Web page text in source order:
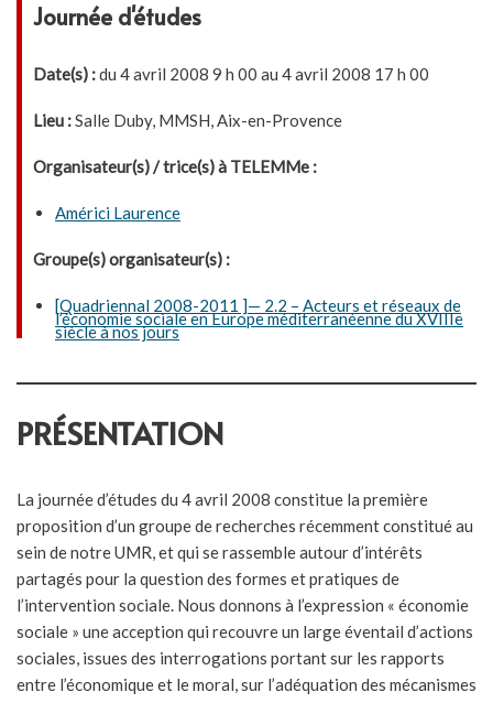
Journée d'études
Date(s) :du 4 avril 2008 9 h 00 au 4 avril 2008 17 h 00
Lieu :Salle Duby, MMSH, Aix-en-Provence
Organisateur(s) / trice(s) à TELEMMe :
Américi Laurence
Groupe(s) organisateur(s) :
[Quadriennal 2008-2011 ]— 2.2 – Acteurs et réseaux de
l’économie sociale en Europe méditerranéenne du XVIIIe
siècle à nos jours
PRÉSENTATION
La journée d’études du 4 avril 2008 constitue la première
proposition d’un groupe de recherches récemment constitué au
sein de notre UMR, et qui se rassemble autour d’intérêts
partagés pour la question des formes et pratiques de
l’intervention sociale. Nous donnons à l’expression « économie
sociale » une acception qui recouvre un large éventail d’actions
sociales, issues des interrogations portant sur les rapports
entre l’économique et le moral, sur l’adéquation des mécanismes